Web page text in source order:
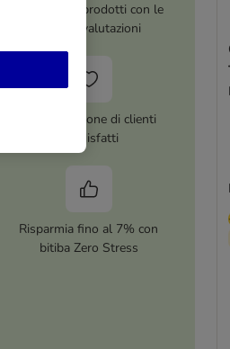
Oltre 8.000 prodotti con le
migliori valutazioni
Più di 1 milione di clienti
soddisfatti
Risparmia fino al 7% con
bitiba Zero Stress